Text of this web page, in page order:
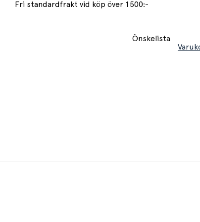
Fri standardfrakt vid köp över 1500:-
Önskelista